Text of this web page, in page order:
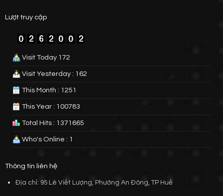
Lượt truy cập
Visit Today 172
Visit Yesterday : 162
This Month : 1251
This Year : 100783
Total Hits : 1371665
Who's Online : 1
Thông tin liên hệ
Địa chỉ: 95 Lê Viết Lượng, Phường An Đông, TP Huế